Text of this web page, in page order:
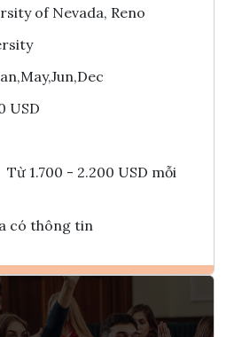
of Nevada, Reno
USD
Từ 1.700 - 2.200 USD mỗi
có thông tin
Ghi danh